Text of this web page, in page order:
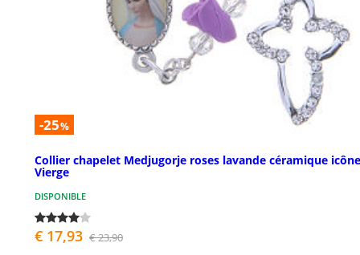
-25%
Collier chapelet Medjugorje roses lavande céramique icône
Vierge
DISPONIBLE
€ 17,93 € 23,90